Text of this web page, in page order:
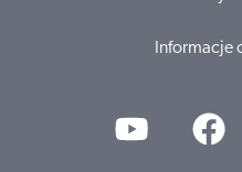
Informacje